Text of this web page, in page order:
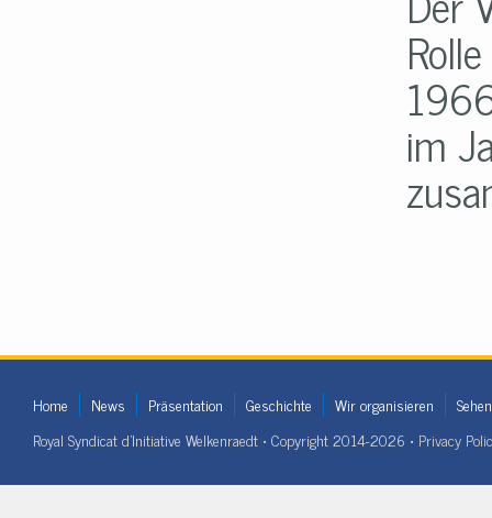
im
Home News Präsentation Geschichte Wir organisieren
Royal Syndicat d'Initiative Welkenraedt • Copyright 2014-2026 • Privacy